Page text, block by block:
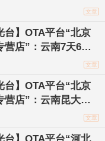
940元？真的能去文章
台】OTA平台“北京
营店”：云南7天6晚
？标明2个购物点！
文章
台】OTA平台“北京
店”：云南昆大丽6
元？需谨慎！
文章